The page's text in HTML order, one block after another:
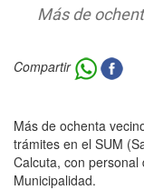
Más de
Compartir
Más de ochenta
trámites en el SUM
Calcuta, con personal
Municipalidad.